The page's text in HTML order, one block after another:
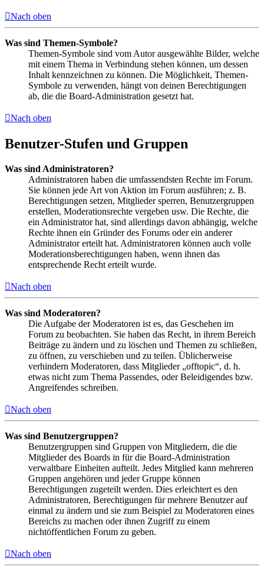
Nach oben
Was sind Themen-Symbole?
Themen-Symbole sind vom Autor ausgewählte Bilder, welche
mit einem Thema in Verbindung stehen können, um dessen
Inhalt kennzeichnen zu können. Die Möglichkeit, Themen-
Symbole zu verwenden, hängt von deinen Berechtigungen
ab, die die Board-Administration gesetzt hat.
Nach oben
Benutzer-Stufen und Gruppen
Was sind Administratoren?
Administratoren haben die umfassendsten Rechte im Forum.
Sie können jede Art von Aktion im Forum ausführen; z. B.
Berechtigungen setzen, Mitglieder sperren, Benutzergruppen
erstellen, Moderationsrechte vergeben usw. Die Rechte, die
ein Administrator hat, sind allerdings davon abhängig, welche
Rechte ihnen ein Gründer des Forums oder ein anderer
Administrator erteilt hat. Administratoren können auch volle
Moderationsberechtigungen haben, wenn ihnen das
entsprechende Recht erteilt wurde.
Nach oben
Was sind Moderatoren?
Die Aufgabe der Moderatoren ist es, das Geschehen im
Forum zu beobachten. Sie haben das Recht, in ihrem Bereich
Beiträge zu ändern und zu löschen und Themen zu schließen,
zu öffnen, zu verschieben und zu teilen. Üblicherweise
verhindern Moderatoren, dass Mitglieder „offtopic“, d. h.
etwas nicht zum Thema Passendes, oder Beleidigendes bzw.
Angreifendes schreiben.
Nach oben
Was sind Benutzergruppen?
Benutzergruppen sind Gruppen von Mitgliedern, die die
Mitglieder des Boards in für die Board-Administration
verwaltbare Einheiten aufteilt. Jedes Mitglied kann mehreren
Gruppen angehören und jeder Gruppe können
Berechtigungen zugeteilt werden. Dies erleichtert es den
Administratoren, Berechtigungen für mehrere Benutzer auf
einmal zu ändern und sie zum Beispiel zu Moderatoren eines
Bereichs zu machen oder ihnen Zugriff zu einem
nichtöffentlichen Forum zu geben.
Nach oben